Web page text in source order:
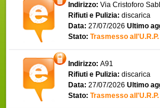
Indirizzo: Via Cristoforo
Rifiuti e Pulizia: discarica
Data: 27/07/2026 Ultimo
Stato: Trasmesso all'U.R.P.
Indirizzo: A91
Rifiuti e Pulizia: discarica
Data: 27/07/2026 Ultimo
Stato: Trasmesso all'U.R.P.